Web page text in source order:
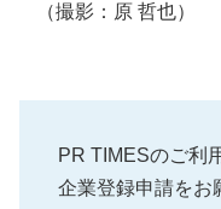
（撮影：原 哲也）
PR TIMESのご利
企業登録申請をお